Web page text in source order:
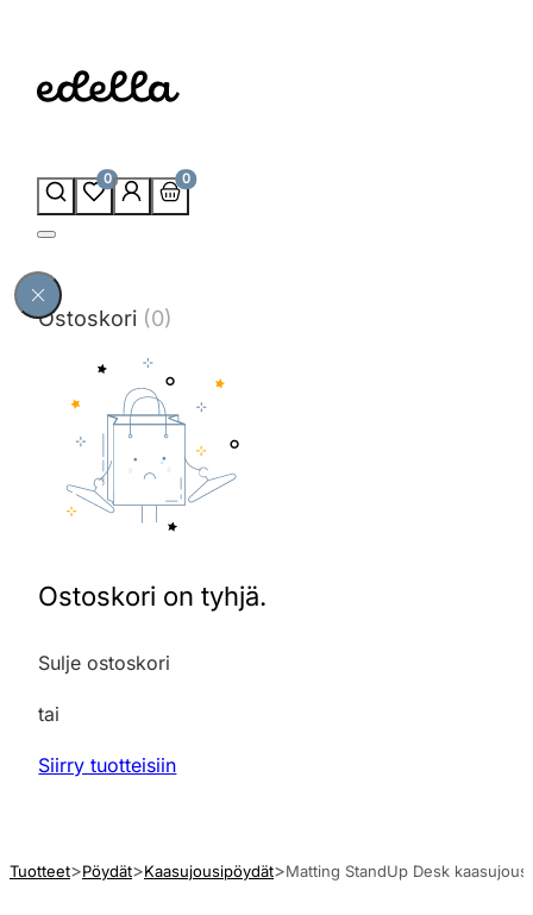
0 0
Ostoskori (0)
Ostoskori on tyhjä.
Sulje ostoskori
tai
Siirry tuotteisiin
Tuotteet Pöydät Kaasujousipöydät Matting StandUp Desk